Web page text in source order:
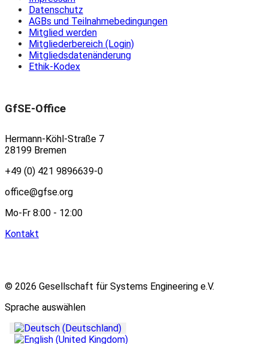
Datenschutz
AGBs und Teilnahmebedingungen
Mitglied werden
Mitgliederbereich (Login)
Mitgliedsdatenänderung
Ethik-Kodex
GfSE-Office
Hermann-Köhl-Straße 7
28199 Bremen
+49 (0) 421 9896639-0
office@gfse.org
Mo-Fr 8:00 - 12:00
Kontakt
© 2026 Gesellschaft für Systems Engineering e.V.
Sprache auswählen